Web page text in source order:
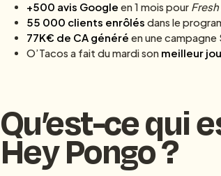
+500 avis Google en 1 mois pour
55 000 clients enrôlés dans le
77K€ de CA généré en une campagne
O’Tacos a fait du mardi son meilleur
Qu’est-ce qui
Hey Pongo ?